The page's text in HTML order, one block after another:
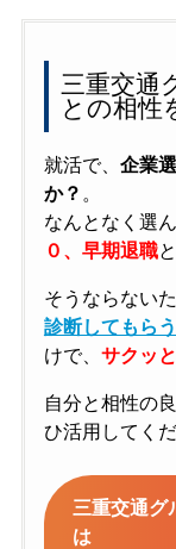
三重交通
との相性
就活で、 企業
か？ 。
なんとなく選
０、早期退職
そうならない
診断してもらう
けで、 サクッ
自分と相性の
ひ活用してくだ
三重交通グ
は